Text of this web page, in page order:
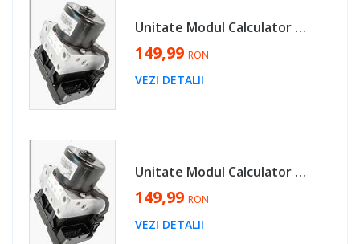
Unitate Modul Calculator Pompa ABS Volkswagen Passat B5 1997 - 2001 Cod 1J0614117C 1J0907379G [L4667]
149,99 RON
VEZI DETALII
Unitate Modul Calculator Pompa ABS Skoda Octavia 1 1996 - 2011 Cod 1J0614117C 1J0907379G [L4667]
149,99 RON
VEZI DETALII